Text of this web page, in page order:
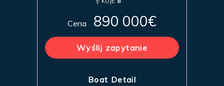
Cena 890 000€
Wyślij zapytanie
Boat Detail